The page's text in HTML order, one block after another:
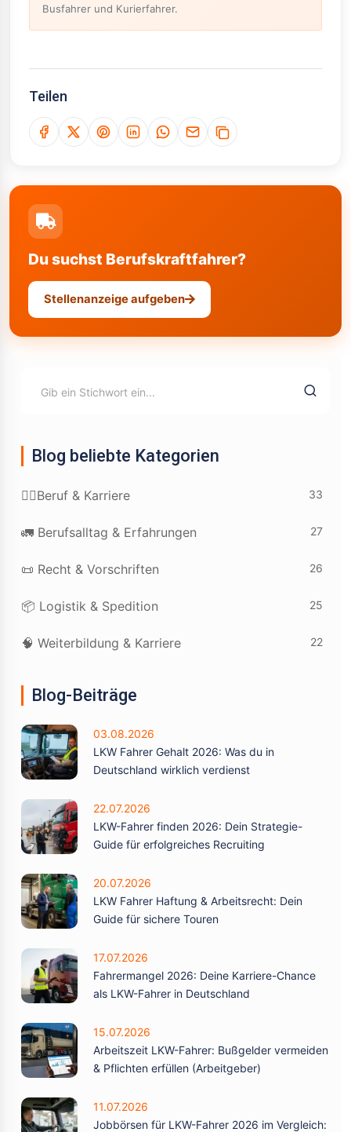
Busfahrer und Kurierfahrer.
Teilen
Du suchst Berufskraftfahrer?
Stellenanzeige aufgeben
Blog beliebte Kategorien
👷‍♂️Beruf & Karriere 33
🚛 Berufsalltag & Erfahrungen 27
📜 Recht & Vorschriften 26
📦 Logistik & Spedition 25
🧠 Weiterbildung & Karriere 22
Blog-Beiträge
03.08.2026
LKW Fahrer Gehalt 2026: Was du in
Deutschland wirklich verdienst
22.07.2026
LKW-Fahrer finden 2026: Dein Strategie-
Guide für erfolgreiches Recruiting
20.07.2026
LKW Fahrer Haftung & Arbeitsrecht: Dein
Guide für sichere Touren
17.07.2026
Fahrermangel 2026: Deine Karriere-Chance
als LKW-Fahrer in Deutschland
15.07.2026
Arbeitszeit LKW-Fahrer: Bußgelder vermeiden
& Pflichten erfüllen (Arbeitgeber)
11.07.2026
Jobbörsen für LKW-Fahrer 2026 im Vergleich: